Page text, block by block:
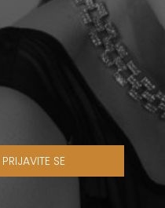
PRIJAVITE SE